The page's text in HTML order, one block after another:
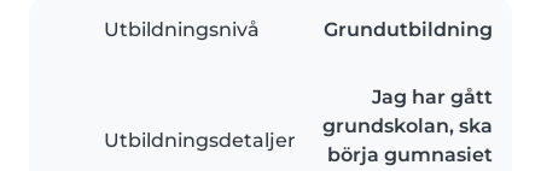
Utbildningsnivå Grundutbildning
Utbildningsdetaljer
Jag har gått
grundskolan, ska
börja gumnasiet